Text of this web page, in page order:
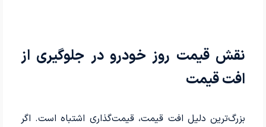
نقش قیمت روز خودرو در جلوگیری از
افت قیمت
بزرگ‌ترین دلیل افت قیمت، قیمت‌گذاری اشتباه است. اگر